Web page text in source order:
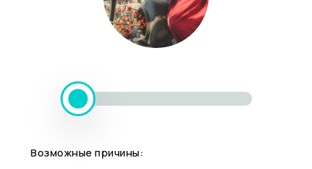
Возможные причины: